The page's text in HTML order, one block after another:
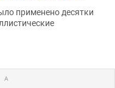
применено десятки